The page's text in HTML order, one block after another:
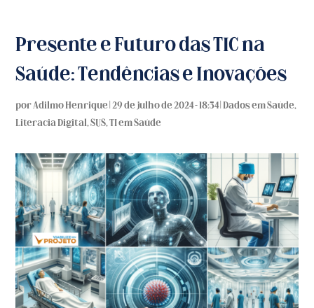
Presente e Futuro das TIC na
Saúde: Tendências e Inovações
porAdilmo Henrique |29 de julho de 2024 - 18:34|Dados em Saúde,
Literacia Digital,SUS,TI em Saúde